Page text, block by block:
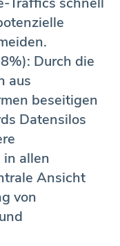
Durch die
aus
beseitigen
Datensilos
allen
Ansicht
von